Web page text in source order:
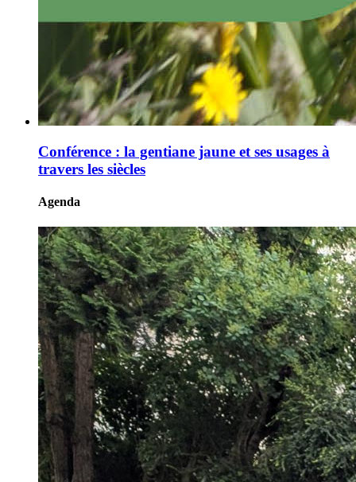
Conférence : la gentiane jaune et ses usages à
travers les siècles
Agenda